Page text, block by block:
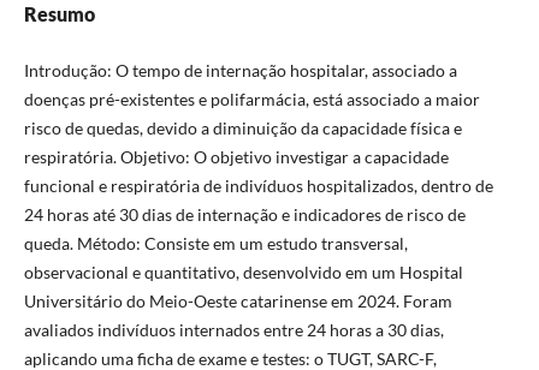
Resumo
Introdução: O tempo de internação hospitalar, associado a
doenças pré-existentes e polifarmácia, está associado a maior
risco de quedas, devido a diminuição da capacidade física e
respiratória. Objetivo: O objetivo investigar a capacidade
funcional e respiratória de indivíduos hospitalizados, dentro de
24 horas até 30 dias de internação e indicadores de risco de
queda. Método: Consiste em um estudo transversal,
observacional e quantitativo, desenvolvido em um Hospital
Universitário do Meio-Oeste catarinense em 2024. Foram
avaliados indivíduos internados entre 24 horas a 30 dias,
aplicando uma ficha de exame e testes: o TUGT, SARC-F,